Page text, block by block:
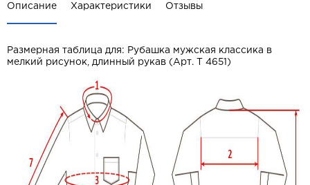
Описание Характеристики Отзывы
Размерная таблица для: Рубашка мужская классика в
мелкий рисунок, длинный рукав (Арт. T 4651)